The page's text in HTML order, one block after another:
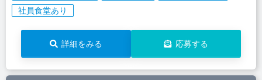
社員食堂あり
詳細をみる 応募する